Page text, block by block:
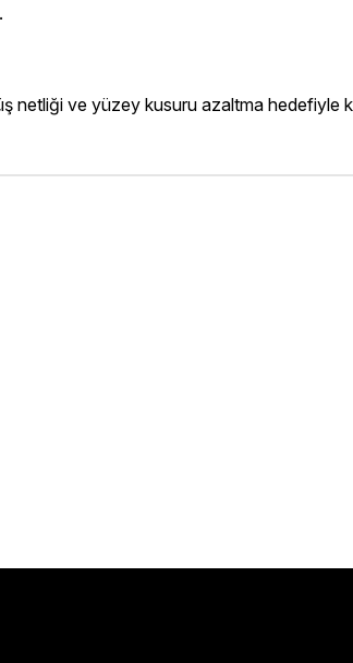
netliği ve yüzey kusuru azaltma hedefiyle